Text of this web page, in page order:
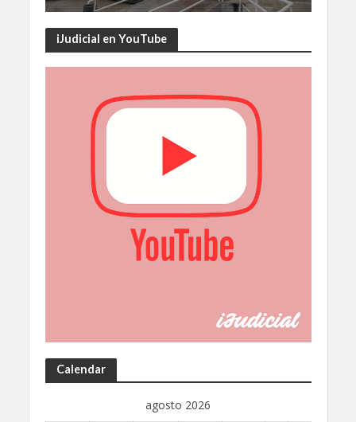
iJudicial en YouTube
Calendar
agosto 2026